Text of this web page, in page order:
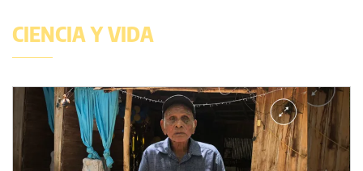
CIENCIA Y VIDA